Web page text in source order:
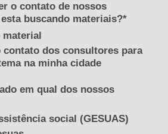
o contato de nossos
buscando materiais?*
contato dos consultores para
na minha cidade
em qual dos nossos
social (GESUAS)